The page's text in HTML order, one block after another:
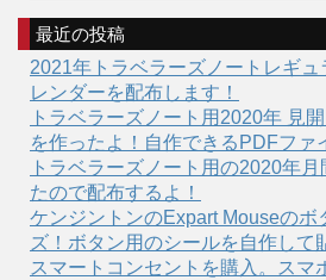
最近の投稿
2021年トラベラーズノートレギュ
レンダーを配布します！
トラベラーズノート用2020年 見
を作ったよ！自作できるPDFファ
トラベラーズノート用の2020年
たので配布するよ！
ケンジントンのExpart Mouseのボ
ズ！ボタン用のシールを自作して
スマートコンセントを購入。スマ